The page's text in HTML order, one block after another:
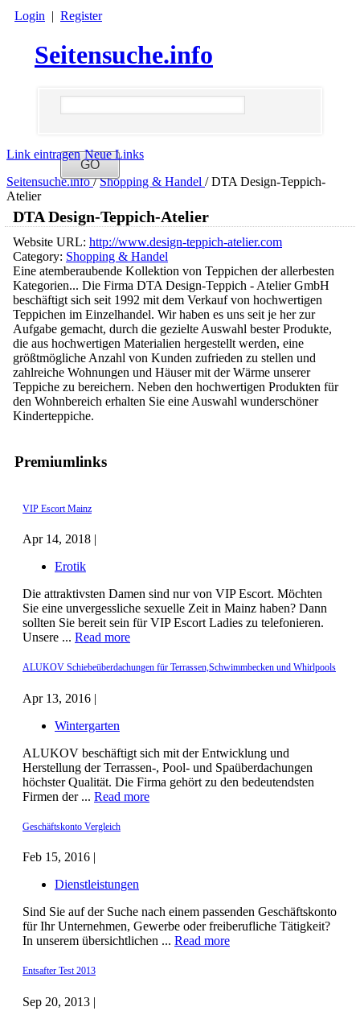
Login | Register
Seitensuche.info
Link eintragen Neue Links
Seitensuche.info/ Shopping & Handel / DTA Design-Teppich-
Atelier
Premiumlinks
VIP Escort Mainz
Apr 14, 2018 |
Erotik
Die attraktivsten Damen sind nur von VIP Escort. Möchten
Sie eine unvergessliche sexuelle Zeit in Mainz haben? Dann
sollten Sie bereit sein für VIP Escort Ladies zu telefonieren.
Unsere ... Read more
ALUKOV Schiebeüberdachungen für Terrassen,Schwimmbecken und Whirlpools
Apr 13, 2016 |
Wintergarten
ALUKOV beschäftigt sich mit der Entwicklung und
Herstellung der Terrassen-, Pool- und Spaüberdachungen
höchster Qualität. Die Firma gehört zu den bedeutendsten
Firmen der ... Read more
Geschäftskonto Vergleich
Feb 15, 2016 |
Dienstleistungen
Sind Sie auf der Suche nach einem passenden Geschäftskonto
für Ihr Unternehmen, Gewerbe oder freiberufliche Tätigkeit?
In unserem übersichtlichen ... Read more
Entsafter Test 2013
Sep 20, 2013 |
DTA Design-Teppich-Atelier
Website URL: http://www.design-teppich-atelier.com
Category: Shopping & Handel
Eine atemberaubende Kollektion von Teppichen der allerbesten
Kategorien... Die Firma DTA Design-Teppich - Atelier GmbH
beschäftigt sich seit 1992 mit dem Verkauf von hochwertigen
Teppichen im Einzelhandel. Wir haben es uns seit je her zur
Aufgabe gemacht, durch die gezielte Auswahl bester Produkte,
die aus hochwertigen Materialien hergestellt werden, eine
größtmögliche Anzahl von Kunden zufrieden zu stellen und
zahlreiche Wohnungen und Häuser mit der Wärme unserer
Teppiche zu bereichern. Neben den hochwertigen Produkten für
den Wohnbereich erhalten Sie eine Auswahl wunderschöner
Kinderteppiche.